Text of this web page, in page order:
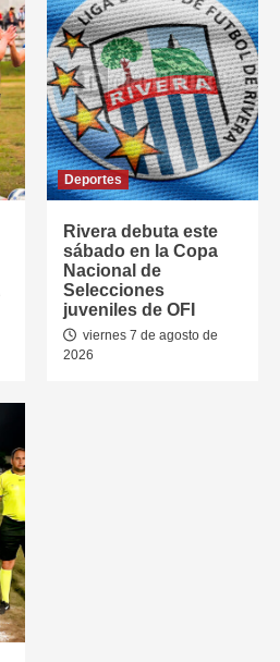
Deportes
Rivera debuta este
sábado en la Copa
Nacional de
Selecciones
juveniles de OFI
viernes 7 de agosto de
2026